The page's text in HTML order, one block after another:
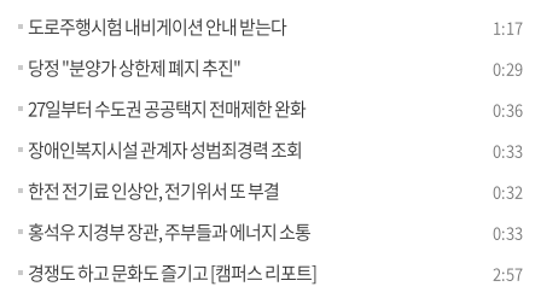
도로주행시험 내비게이션 안내 받는다 1:17
당정 "분양가 상한제 폐지 추진" 0:29
27일부터 수도권 공공택지 전매제한 완화 0:36
장애인복지시설 관계자 성범죄경력 조회 0:33
한전 전기료 인상안, 전기위서 또 부결 0:32
홍석우 지경부 장관, 주부들과 에너지 소통 0:33
경쟁도 하고 문화도 즐기고 [캠퍼스 리포트] 2:57